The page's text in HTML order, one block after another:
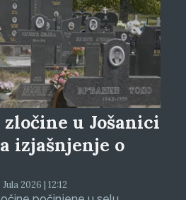
u Jošanici
izjašnjenje o
2026 | 12:12